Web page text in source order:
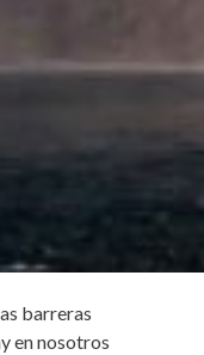
barreras
en nosotros